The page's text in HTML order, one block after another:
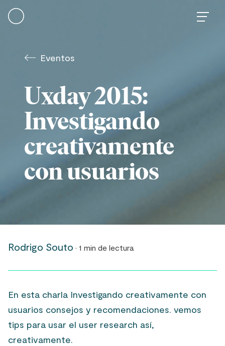
Eventos
Uxday 2015:
Investigando
creativamente
con usuarios
Rodrigo Souto · 1 min de lectura
En esta charla Investigando creativamente con
usuarios consejos y recomendaciones. vemos
tips para usar el user research así,
creativamente.